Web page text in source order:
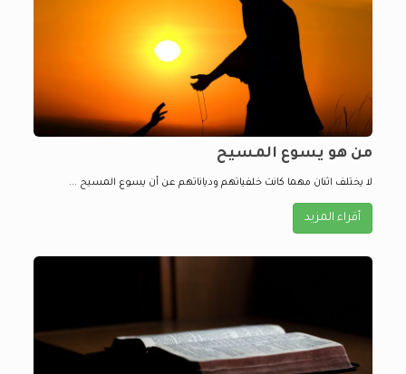
من هو يسوع المسيح
لا يختلف اثنان مهما كانت خلفياتهم ودياناتهم عن أن يسوع المسيح ...
أقراء المزيد